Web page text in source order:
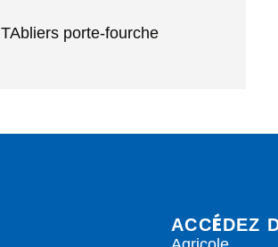
TAbliers porte-fourche
ACCÉDEZ